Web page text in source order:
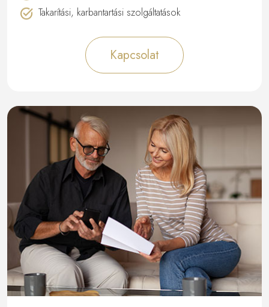
Takarítási, karbantartási szolgáltatások
Kapcsolat